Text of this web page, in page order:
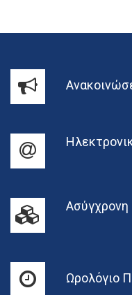
Ασύγχρονη
Ωρολόγιο